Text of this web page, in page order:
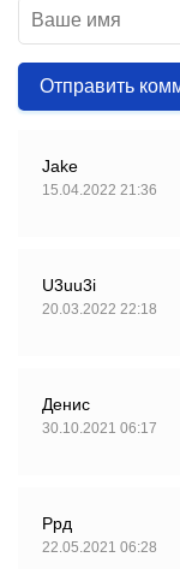
Отправить
Jake
15.04.2022 21:36
U3uu3i
20.03.2022 22:18
Денис
30.10.2021 06:17
Ррд
22.05.2021 06:28